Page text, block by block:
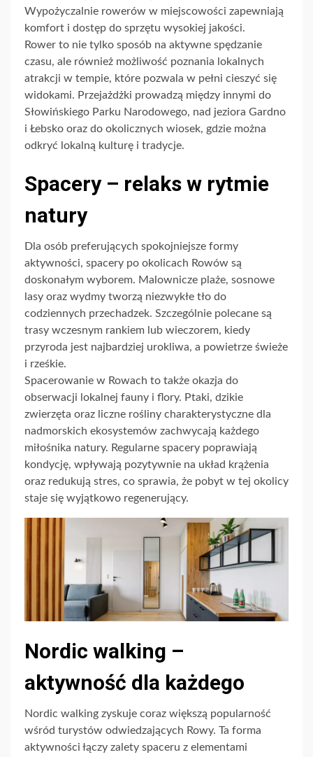
Wypożyczalnie rowerów w miejscowości zapewniają
komfort i dostęp do sprzętu wysokiej jakości.
Rower to nie tylko sposób na aktywne spędzanie
czasu, ale również możliwość poznania lokalnych
atrakcji w tempie, które pozwala w pełni cieszyć się
widokami. Przejażdżki prowadzą między innymi do
Słowińskiego Parku Narodowego, nad jeziora Gardno
i Łebsko oraz do okolicznych wiosek, gdzie można
odkryć lokalną kulturę i tradycje.
Spacery – relaks w rytmie
natury
Dla osób preferujących spokojniejsze formy
aktywności, spacery po okolicach Rowów są
doskonałym wyborem. Malownicze plaże, sosnowe
lasy oraz wydmy tworzą niezwykłe tło do
codziennych przechadzek. Szczególnie polecane są
trasy wczesnym rankiem lub wieczorem, kiedy
przyroda jest najbardziej urokliwa, a powietrze świeże
i rześkie.
Spacerowanie w Rowach to także okazja do
obserwacji lokalnej fauny i flory. Ptaki, dzikie
zwierzęta oraz liczne rośliny charakterystyczne dla
nadmorskich ekosystemów zachwycają każdego
miłośnika natury. Regularne spacery poprawiają
kondycję, wpływają pozytywnie na układ krążenia
oraz redukują stres, co sprawia, że pobyt w tej okolicy
staje się wyjątkowo regenerujący.
Nordic walking –
aktywność dla każdego
Nordic walking zyskuje coraz większą popularność
wśród turystów odwiedzających Rowy. Ta forma
aktywności łączy zalety spaceru z elementami